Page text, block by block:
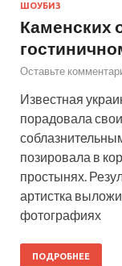
ШОУБИЗ
Каменских
Оставьте
Известная
порадовала
позировала в
простынях.
артистка
фотографиях
ПОДРОБНЕЕ